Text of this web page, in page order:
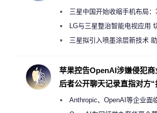
三星中国开始收缩手机布局：
月销售额不达标门店 将被逐步清
LG与三星整治智能电视应用
偷偷共享带宽的违规行为
三星拟引入喷墨涂层新技术
度
苹果控告OpenAI涉嫌侵犯商
后者公开聊天记录直指对方“
Anthropic、OpenAI等企业面